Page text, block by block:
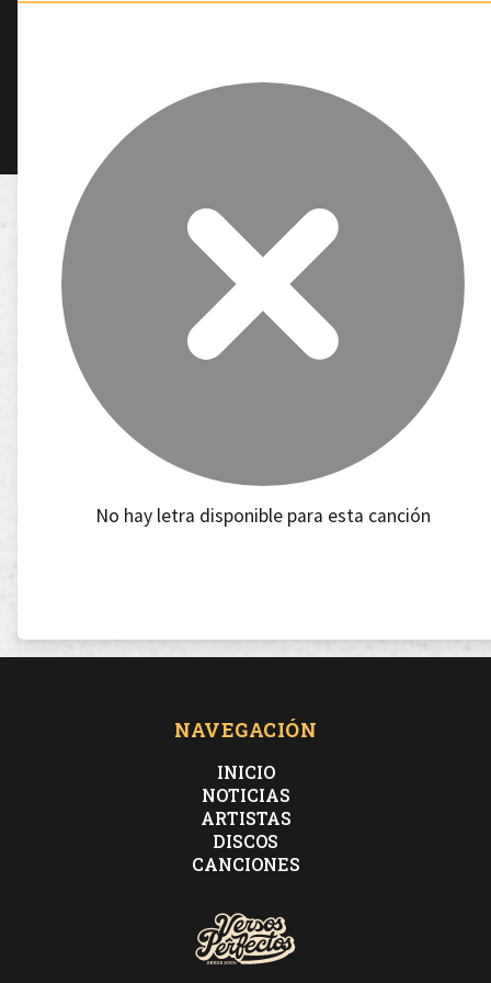
No hay letra disponible para esta canción
NAVEGACIÓN
INICIO
NOTICIAS
ARTISTAS
DISCOS
CANCIONES